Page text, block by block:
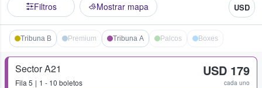
Filtros Mostrar mapa USD
Tribuna B Premium Tribuna A Palcos Boxes
Sector A21
Fila 5 1 - 10 boletos
USD 179
cada uno